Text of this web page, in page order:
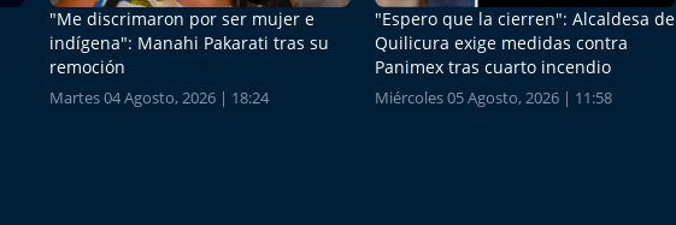
"Me discrimaron por ser mujer e
indígena": Manahi Pakarati tras su
remoción
Martes 04 Agosto, 2026 | 18:24
"Espero que la cierren": Alcaldesa de
Quilicura exige medidas contra
Panimex tras cuarto incendio
Miércoles 05 Agosto, 2026 | 11:58